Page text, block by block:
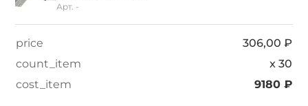
Арт. -
306,00 ₽
x 30
9180₽